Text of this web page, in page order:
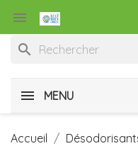

search
MENU
Accueil